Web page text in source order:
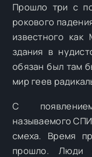
Прошло три с
рокового
известного
здания в
обязан был там
мир геев
С
называемого
смеха. Время
прошло. Люди